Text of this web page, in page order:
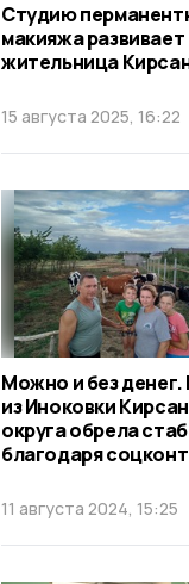
Студию
макияжа развивает
жительница
15 августа 2025, 16:22
Можно и без денег.
из Иноковки
округа обрела
благодаря
11 августа 2024, 15:25